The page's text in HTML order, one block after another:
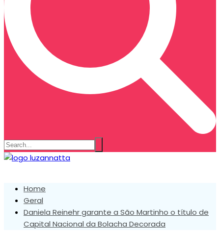
Home
Geral
Daniela Reinehr garante a São Martinho o título de
Capital Nacional da Bolacha Decorada